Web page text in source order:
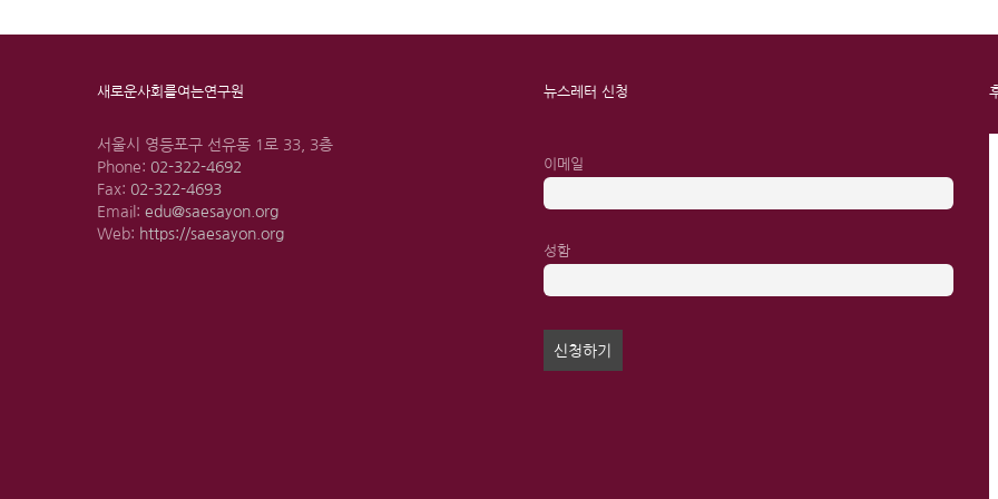
새로운사회를여는연구원
서울시 영등포구 선유동 1로 33, 3층
Phone: 02-322-4692
Fax: 02-322-4693
Email: edu@saesayon.org
Web: https://saesayon.org
뉴스레터 신청
이메일
성함